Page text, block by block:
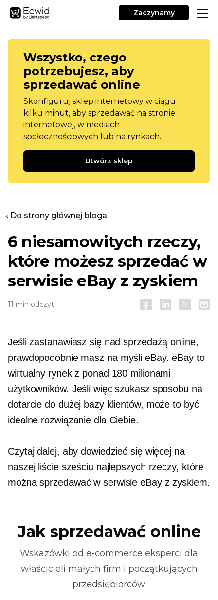
Zaczynamy
Wszystko, czego
potrzebujesz, aby
sprzedawać online
Skonfiguruj sklep internetowy w ciągu
kilku minut, aby sprzedawać na stronie
internetowej, w mediach
społecznościowych lub na rynkach.
Utwórz sklep
‹ Do strony głównej bloga
6 niesamowitych rzeczy,
które możesz sprzedać w
serwisie eBay z zyskiem
11 min odczyt
Jeśli zastanawiasz się nad sprzedażą online,
prawdopodobnie masz na myśli eBay. eBay to
wirtualny rynek z ponad 180 milionami
użytkowników. Jeśli więc szukasz sposobu na
dotarcie do dużej bazy klientów, może to być
idealne rozwiązanie dla Ciebie.
Czytaj dalej, aby dowiedzieć się więcej na
naszej liście sześciu najlepszych rzeczy, które
można sprzedawać w serwisie eBay z zyskiem.
Jak sprzedawać online
Wskazówki od e-commerce eksperci dla
właścicieli małych firm i początkujących
przedsiębiorców.